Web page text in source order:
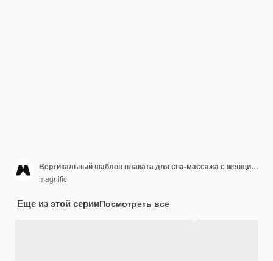
Вертикальный шаблон плаката для спа-массажа с женщиной
magnific
Еще из этой серииПосмотреть все